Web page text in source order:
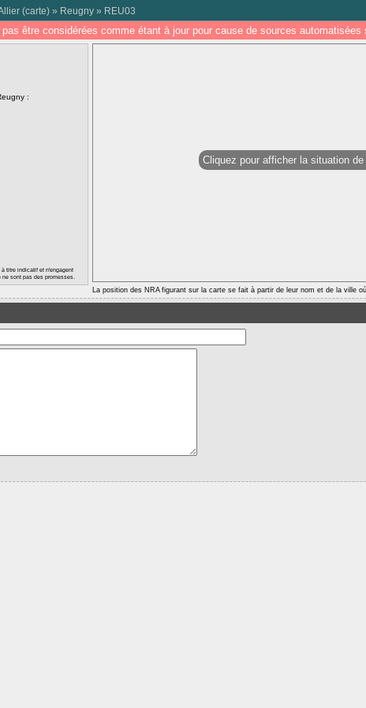
(carte) » Reugny » REU03
être considérées comme étant à jour pour cause de sources
:
titre indicatif et n'engagent
sont pas des promesses.
Cliquez pour afficher la situation de
La position des NRA figurant sur la carte se fait à partir de leur nom et de la ville